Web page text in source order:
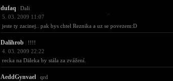
dufaq
Dali
5. 03. 2009 11:07
jeste ty zacinej.. pak bys chtel Reznika a uz se povezem:D
Dalihrob
!!!!
4. 03. 2009 22:22
recka na Däleka by stála za zvážení.
AeddGynvael
qrd